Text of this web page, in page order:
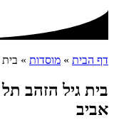
דף הבית » מוסדות »
בית גיל הזהב
אביב